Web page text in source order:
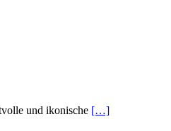
und ikonische […]